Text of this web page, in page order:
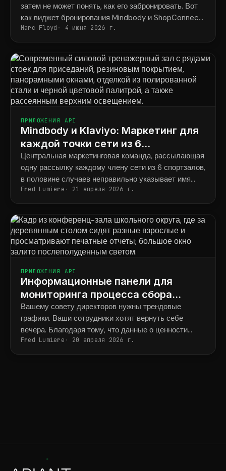
затем не может понять, как его забронировать. Вот
как виджет бронирования Mindbody и ShopConnect
навсегда решают эту проблему.
Marc Floyd 4 июня 2026 г.
ПРИЛОЖЕНИЯ API
Mindbody и Klaviyo: Маркетинг для
каждой точки сети из 6
тренажерных залов для силовых
тренировок.
Центральная маркетинговая команда, рассылающая
одну рассылку каждому члену сети из 6 спортзалов,
в половине случаев неправильно указывает имя
тренера и адрес спортзала.
Fred Lumiere 21 апреля 2026 г.
ПРИЛОЖЕНИЯ API
Информационные панели для
мониторинга процесса сбора
средств в режиме реального
времени на основе данных
DonorPerfect в HubSpot.
Вашему совету директоров нужны трендовые
графики. Ваши сотрудники хотят вернуть себе
вечера. Благодаря тому, что данные о ценности
пожертвований, среднем размере пожертвования и
эффективности кампаний поступают в HubSpot,
Fred Lumiere 20 апреля 2026 г.